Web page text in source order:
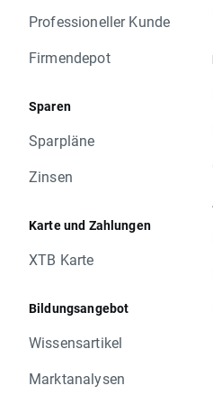
Professioneller Kunde
Firmendepot
Sparen
Sparpläne
Zinsen
Karte und Zahlungen
XTB Karte
Bildungsangebot
Wissensartikel
Marktanalysen